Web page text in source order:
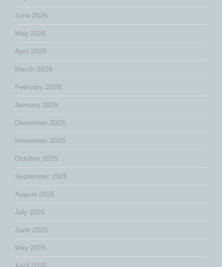
June 2026
May 2026
April 2026
March 2026
February 2026
January 2026
December 2025
November 2025
October 2025
September 2025
August 2025
July 2025
June 2025
May 2025